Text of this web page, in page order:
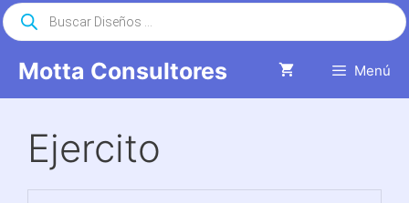
Saltar
al
Motta Consultores Menú
Búsqueda
de
productos
Ejercito